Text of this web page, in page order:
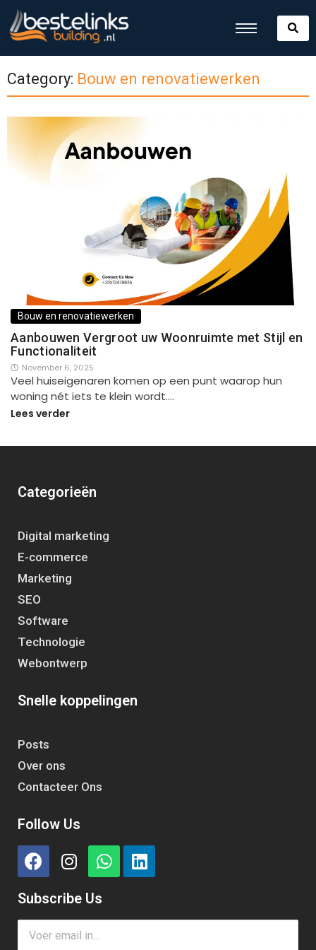
Category: Bouw en renovatiewerken
Bouw en renovatiewerken
Aanbouwen Vergroot uw Woonruimte met Stijl en
Functionaliteit
November 6, 2025
Veel huiseigenaren komen op een punt waarop hun
woning nét iets te klein wordt.…
Lees verder
Categorieën
Digital marketing
E-commerce
Marketing
SEO
Software
Technologie
Webontwerp
Snelle koppelingen
Posts
Over ons
Contacteer Ons
Follow Us
Subscribe Us